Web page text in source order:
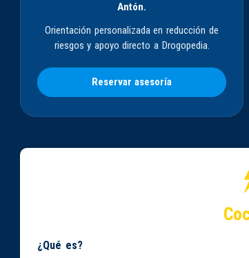
Antón.
Orientación personalizada en reducción de
riesgos y apoyo directo a Drogopedia.
Reservar asesoría
¿Qué es?